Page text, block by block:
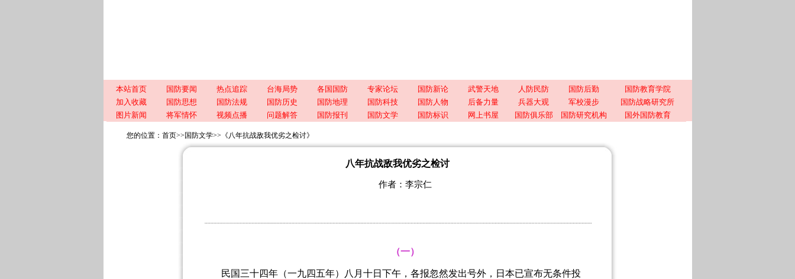
本站首页 国防要闻 热点追踪 台海局势 各国国防 专家论坛 国防新论 武警天地 人防民防 国防后勤
国防教育学院
加入收藏
国防思想 国防法规 国防历史 国防地理 国防科技 国防人物 后备力量 兵器大观 军校漫步
国防战略研究所
图片新闻
将军情怀 视频点播 问题解答 国防报刊 国防文学 国防标识 网上书屋 国防俱乐部 国防研究机构 国外国防教育
您的位置： 首页>> 国防文学>> 《八年抗战敌我优劣之检讨》
八年抗战敌我优劣之检讨
作者：李宗仁
（一）
民国三十四年（一九四五年）八月十日下午，各报忽然发出号外，日本已宣布无条件投